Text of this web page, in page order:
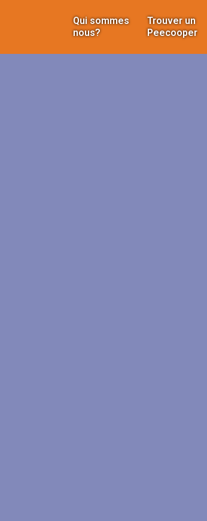
Qui sommes
nous?
Trouver un
Peecooper